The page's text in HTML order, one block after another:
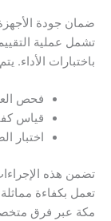
ضمان جودة
باختبارات الأداء.
فحص
قياس
اختبار
تضمن هذه
تعمل بكفاءة
مكة عبر فرق